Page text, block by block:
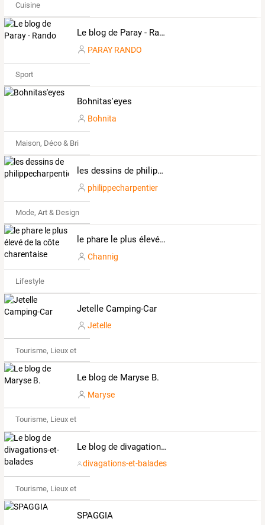
Cuisine
Le blog de Paray - Rando
PARAY RANDO
Sport
Bohnitas'eyes
Bohnita
Maison, Déco & Bricolage
les dessins de philippecharpentier
philippecharpentier
Mode, Art & Design
le phare le plus élevé de la côte charentaise
Channig
Lifestyle
Jetelle Camping-Car
Jetelle
Tourisme, Lieux et Événements
Le blog de Maryse B.
Maryse
Tourisme, Lieux et Événements
Le blog de divagations-et-balades
divagations-et-balades
Tourisme, Lieux et Événements
SPAGGIA